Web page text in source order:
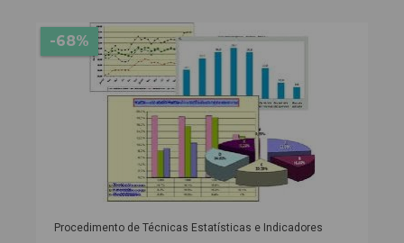
-68%
Procedimento de Técnicas Estatísticas e Indicadores